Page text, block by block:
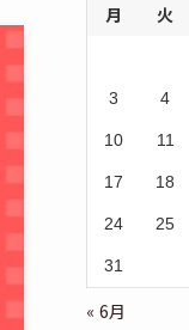
月 火
3 4
10 11
17 18
24 25
31
« 6月